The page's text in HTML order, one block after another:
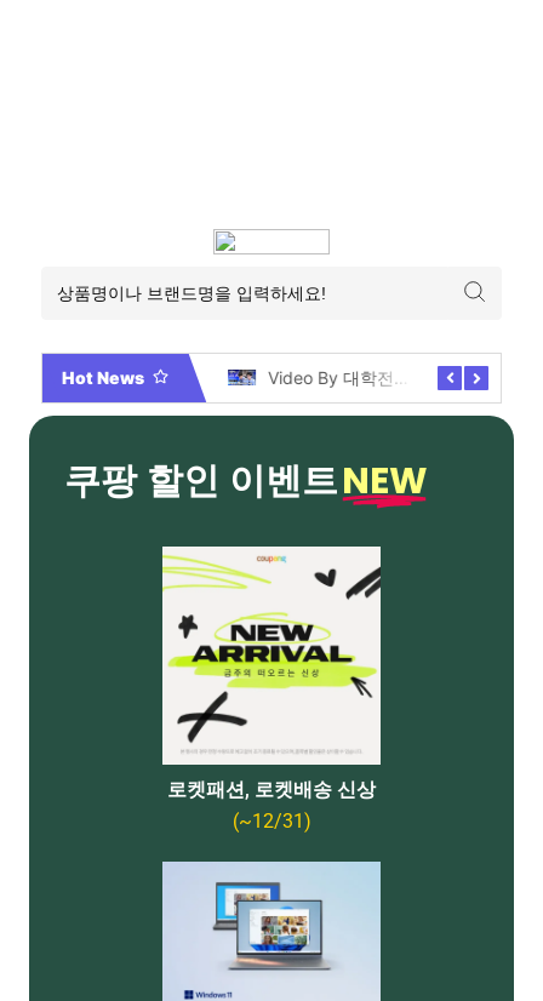
Hot News Video By 대학전쟁 시즌 3 전편 공개 완료!
쿠팡 할인 이벤트NEW
로켓패션, 로켓배송 신상
(~12/31)